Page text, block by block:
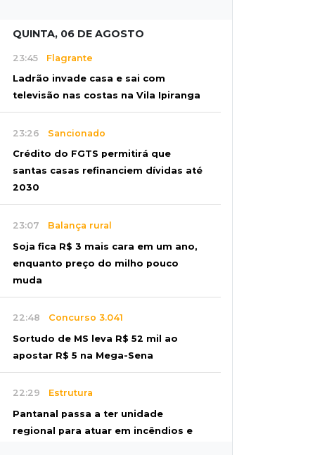
QUINTA, 06 DE AGOSTO
23:45 Flagrante
Ladrão invade casa e sai com
televisão nas costas na Vila Ipiranga
23:26 Sancionado
Crédito do FGTS permitirá que
santas casas refinanciem dívidas até
2030
23:07 Balança rural
Soja fica R$ 3 mais cara em um ano,
enquanto preço do milho pouco
muda
22:48 Concurso 3.041
Sortudo de MS leva R$ 52 mil ao
apostar R$ 5 na Mega-Sena
22:29 Estrutura
Pantanal passa a ter unidade
regional para atuar em incêndios e